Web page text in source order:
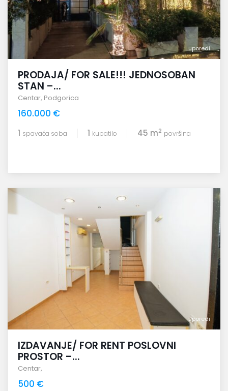
uporedi
PRODAJA/ FOR SALE!!! JEDNOSOBAN
STAN –...
Centar, Podgorica
160.000 €
1 spavaća soba 1 kupatilo 45 m2 površina
uporedi
IZDAVANJE/ FOR RENT POSLOVNI
PROSTOR –...
Centar,
500 €